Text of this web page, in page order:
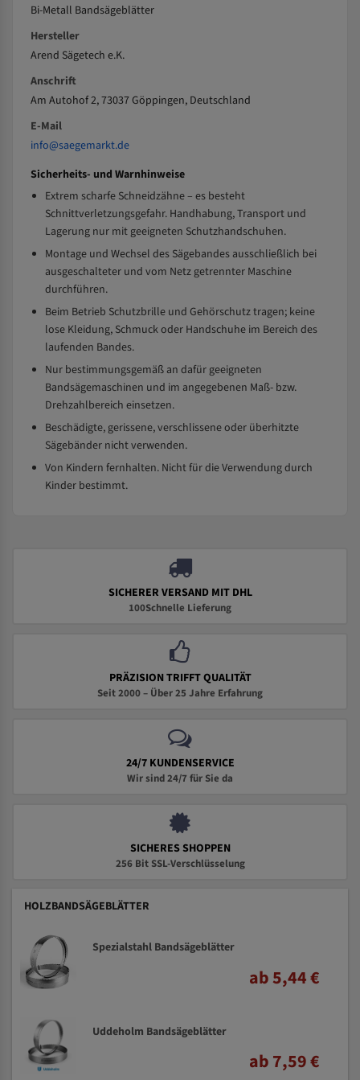
Bi-Metall Bandsägeblätter
Hersteller
Arend Sägetech e.K.
Anschrift
Am Autohof 2, 73037 Göppingen, Deutschland
E-Mail
info@saegemarkt.de
Sicherheits- und Warnhinweise
Extrem scharfe Schneidzähne – es besteht
Schnittverletzungsgefahr. Handhabung, Transport und
Lagerung nur mit geeigneten Schutzhandschuhen.
Montage und Wechsel des Sägebandes ausschließlich bei
ausgeschalteter und vom Netz getrennter Maschine
durchführen.
Beim Betrieb Schutzbrille und Gehörschutz tragen; keine
lose Kleidung, Schmuck oder Handschuhe im Bereich des
laufenden Bandes.
Nur bestimmungsgemäß an dafür geeigneten
Bandsägemaschinen und im angegebenen Maß- bzw.
Drehzahlbereich einsetzen.
Beschädigte, gerissene, verschlissene oder überhitzte
Sägebänder nicht verwenden.
Von Kindern fernhalten. Nicht für die Verwendung durch
Kinder bestimmt.
SICHERER VERSAND MIT DHL
100Schnelle Lieferung
PRÄZISION TRIFFT QUALITÄT
Seit 2000 – Über 25 Jahre Erfahrung
24/7 KUNDENSERVICE
Wir sind 24/7 für Sie da
SICHERES SHOPPEN
256 Bit SSL-Verschlüsselung
HOLZBANDSÄGEBLÄTTER
Spezialstahl Bandsägeblätter
ab 5,44 €
Uddeholm Bandsägeblätter
ab 7,59 €